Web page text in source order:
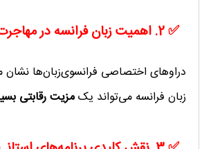
✅ 2. اهمیت زبان فرانسه در مهاجرت به کانادا
دراوهای اختصاصی فرانسوی‌زبان‌ها
زبان فرانسه می‌تواند یکمزیت رقابتی